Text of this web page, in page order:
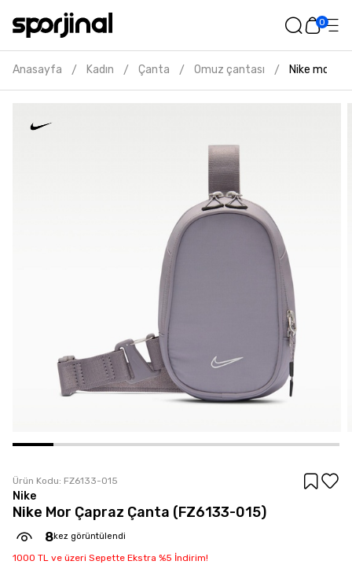
0
Anasayfa / Kadın / Çanta / Omuz çantası / Nike mor
Ürün Kodu: FZ6133-015
Nike
Nike Mor Çapraz Çanta (FZ6133-015)
8kez görüntülendi
1000 TL ve üzeri Sepette Ekstra %5 İndirim!